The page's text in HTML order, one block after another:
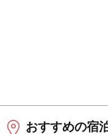
おすすめの宿